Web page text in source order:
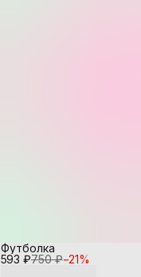
593 ₽750 ₽−21%
Футболка